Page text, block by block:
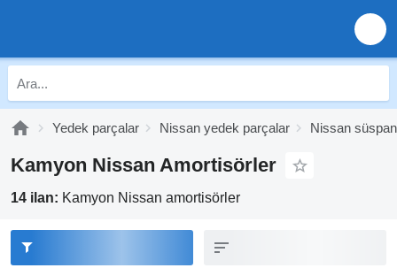
Yedek parçalar Nissan yedek parçalar Nissan
Kamyon Nissan Amortisörler
14 ilan: Kamyon Nissan amortisörler